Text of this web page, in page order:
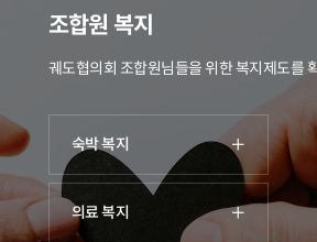
조합원 복지
궤도협의회 조합원님들을 위한 복지제도를
숙박 복지
의료 복지